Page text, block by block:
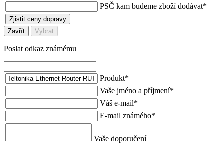
PSČ kam budeme zboží dodávat*
Zjistit ceny dopravy
Zavřít
Vybrat
Poslat odkaz známému
Produkt*
Vaše jméno a příjmení*
Váš e-mail*
E-mail známého*
Vaše doporučení